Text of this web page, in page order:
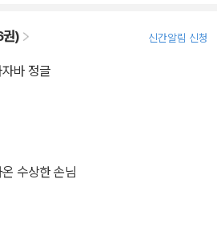
권) 신간알림 신청
바 정글
수상한 손님